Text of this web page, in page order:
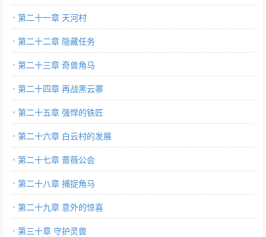
第二十一章 天河村
第二十二章 隐藏任务
第二十三章 奇兽角马
第二十四章 再战黑云寨
第二十五章 强悍的铁匠
第二十六章 白云村的发展
第二十七章 蔷薇公会
第二十八章 捕捉角马
第二十九章 意外的惊喜
第三十章 守护灵兽